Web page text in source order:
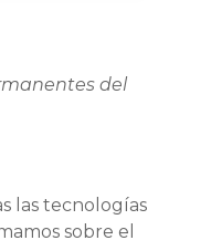
del
las tecnologías
sobre el